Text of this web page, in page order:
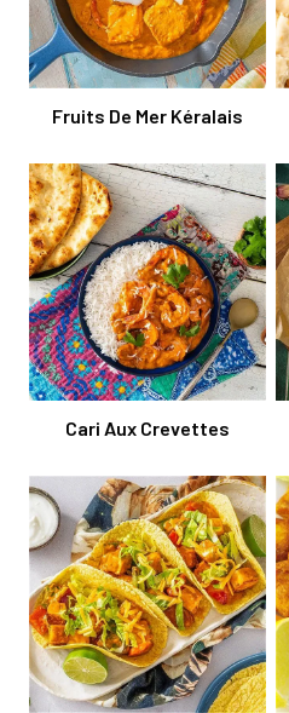
Fruits De Mer Kéralais
Cari Aux Crevettes